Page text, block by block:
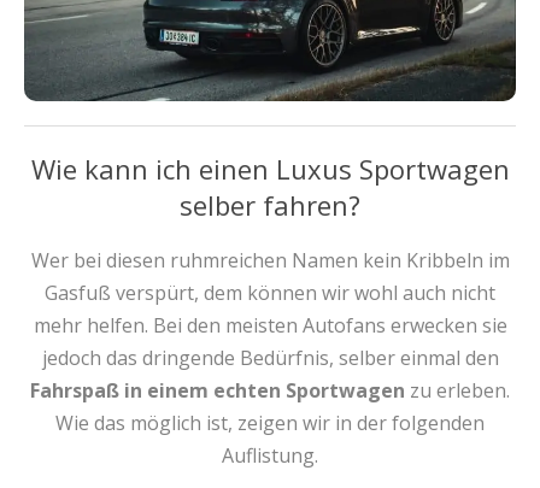
Wie kann ich einen Luxus Sportwagen
selber fahren?
Wer bei diesen ruhmreichen Namen kein Kribbeln im
Gasfuß verspürt, dem können wir wohl auch nicht
mehr helfen. Bei den meisten Autofans erwecken sie
jedoch das dringende Bedürfnis, selber einmal den
Fahrspaß in einem echten Sportwagen zu erleben.
Wie das möglich ist, zeigen wir in der folgenden
Auflistung.